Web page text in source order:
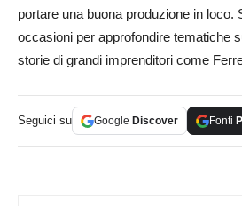
portare una buona produzione in loco.
occasioni per approfondire tematiche
storie di grandi imprenditori come
Seguici su Google Discover Fonti